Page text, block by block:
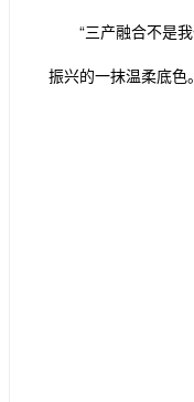
“三产融合不是
振兴的一抹温柔底色